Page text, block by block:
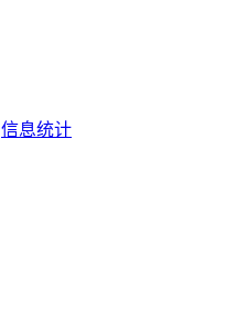
信息统计